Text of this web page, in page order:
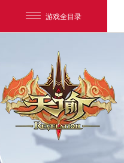
游戏全目录